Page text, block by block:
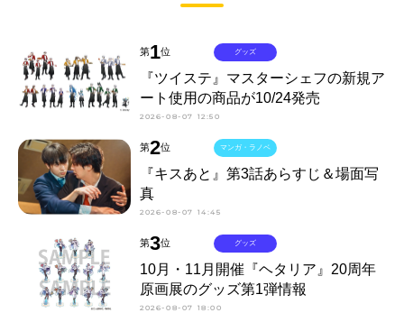
第1位
『ツイステ』マスターシェフの新規ア
ート使用の商品が10/24発売
2026-08-07 12:50
グッズ
第2位
『キスあと』第3話あらすじ＆場面写
真
2026-08-07 14:45
マンガ・ラノベ
第3位
10月・11月開催『ヘタリア』20周年
原画展のグッズ第1弾情報
2026-08-07 18:00
グッズ